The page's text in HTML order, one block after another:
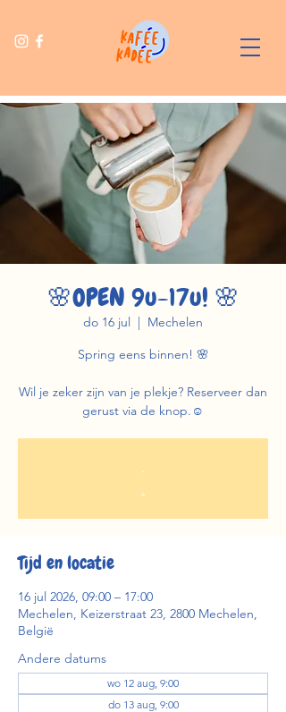
🌸OPEN 9u-17u! 🌸
do 16 jul
  |
Mechelen
Spring eens binnen! 🌸
Wil je zeker zijn van je plekje? Reserveer dan
gerust via de knop.☺️
.
.
Tijd en locatie
16 jul 2026, 09:00 – 17:00
Mechelen, Keizerstraat 23, 2800 Mechelen,
België
Andere datums
wo 12 aug, 9:00
do 13 aug, 9:00